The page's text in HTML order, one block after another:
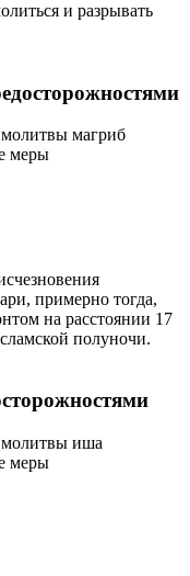
и разрывать
магриб
меры
примерно тогда,
на расстоянии 17
полуночи.
иша
меры